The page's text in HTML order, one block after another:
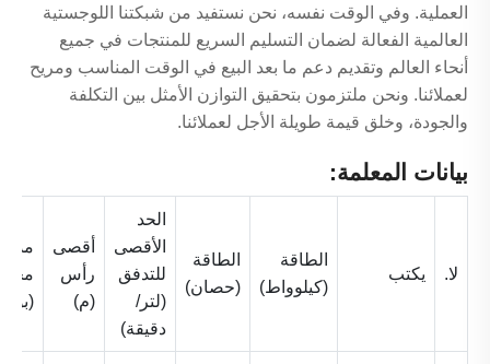
العملية. وفي الوقت نفسه، نحن نستفيد من شبكتنا اللوجستية
العالمية الفعالة لضمان التسليم السريع للمنتجات في جميع
أنحاء العالم وتقديم دعم ما بعد البيع في الوقت المناسب ومريح
لعملائنا. ونحن ملتزمون بتحقيق التوازن الأمثل بين التكلفة
والجودة، وخلق قيمة طويلة الأجل لعملائنا.
بيانات المعلمة:
لا. يكتب
الطاقة
(كيلوواط)
الطاقة
(حصان)
الحد
الأقصى
للتدفق
(لتر/
دقيقة)
أقصى
رأس
(م)